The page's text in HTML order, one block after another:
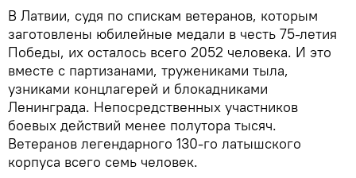
В Латвии, судя по спискам ветеранов, которым
заготовлены юбилейные медали в честь 75-летия
Победы, их осталось всего 2052 человека. И это
вместе с партизанами, тружениками тыла,
узниками концлагерей и блокадниками
Ленинграда. Непосредственных участников
боевых действий менее полутора тысяч.
Ветеранов легендарного 130-го латышского
корпуса всего семь человек.